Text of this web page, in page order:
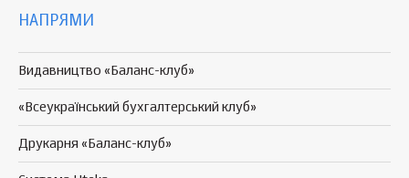
НАПРЯМИ
Видавництво «Баланс-клуб»
«Всеукраїнський бухгалтерський клуб»
Друкарня «Баланс-клуб»